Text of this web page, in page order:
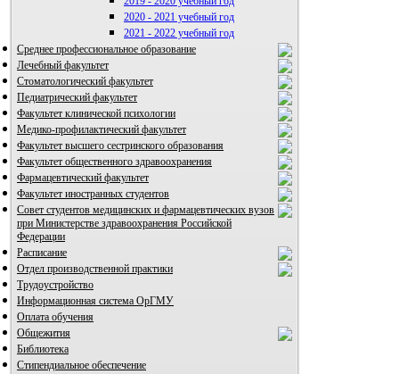
2020 - 2021 учебный год
2021 - 2022 учебный год
Среднее профессиональное образование
Лечебный факультет
Стоматологический факультет
Педиатрический факультет
Факультет клинической психологии
Медико-профилактический факультет
Факультет высшего сестринского образования
Факультет общественного здравоохранения
Фармацевтический факультет
Факультет иностранных студентов
Совет студентов медицинских и фармацевтических вузов
при Министерстве здравоохранения Российской
Федерации
Расписание
Отдел производственной практики
Трудоустройство
Информационная система ОрГМУ
Оплата обучения
Общежития
Библиотека
Стипендиальное обеспечение